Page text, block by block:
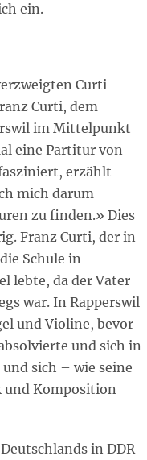
ein.
Curti-
Curti, dem
im Mittelpunkt
eine Partitur von
erzählt
mich darum
zu finden.» Dies
Franz Curti, der in
Schule in
lebte, da der Vater
war. In Rapperswil
und Violine, bevor
und sich in
sich – wie seine
und Komposition
in DDR